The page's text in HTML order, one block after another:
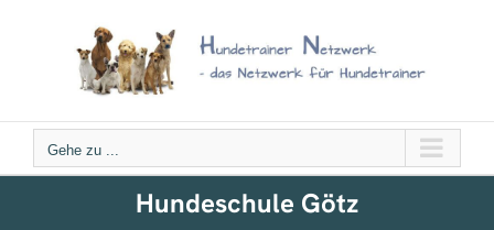
Gehe zu ...
Hundeschule Götz